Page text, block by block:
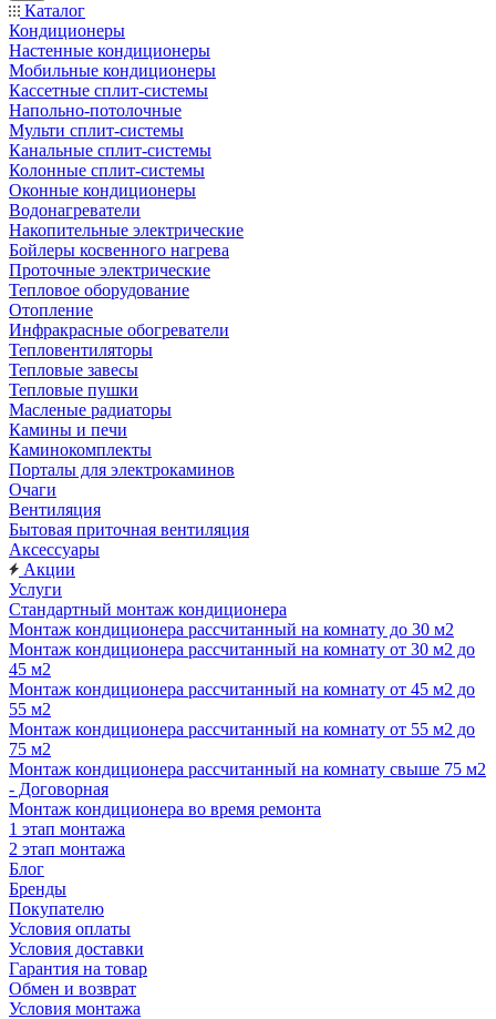
Каталог
Кондиционеры
Настенные кондиционеры
Мобильные кондиционеры
Кассетные сплит-системы
Напольно-потолочные
Мульти сплит-системы
Канальные сплит-системы
Колонные сплит-системы
Оконные кондиционеры
Водонагреватели
Накопительные электрические
Бойлеры косвенного нагрева
Проточные электрические
Тепловое оборудование
Отопление
Инфракрасные обогреватели
Тепловентиляторы
Тепловые завесы
Тепловые пушки
Масленые радиаторы
Камины и печи
Каминокомплекты
Порталы для электрокаминов
Очаги
Вентиляция
Бытовая приточная вентиляция
Аксессуары
Акции
Услуги
Стандартный монтаж кондиционера
Монтаж кондиционера рассчитанный на комнату до 30 м2
Монтаж кондиционера рассчитанный на комнату от 30 м2 до
45 м2
Монтаж кондиционера рассчитанный на комнату от 45 м2 до
55 м2
Монтаж кондиционера рассчитанный на комнату от 55 м2 до
75 м2
Монтаж кондиционера рассчитанный на комнату свыше 75 м2
- Договорная
Монтаж кондиционера во время ремонта
1 этап монтажа
2 этап монтажа
Блог
Бренды
Покупателю
Условия оплаты
Условия доставки
Гарантия на товар
Обмен и возврат
Условия монтажа